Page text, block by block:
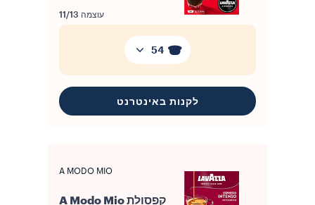
עוצמה 11/13
54
לקנות באינטרנט
A MODO MIO
קפסולת A Modo Mio